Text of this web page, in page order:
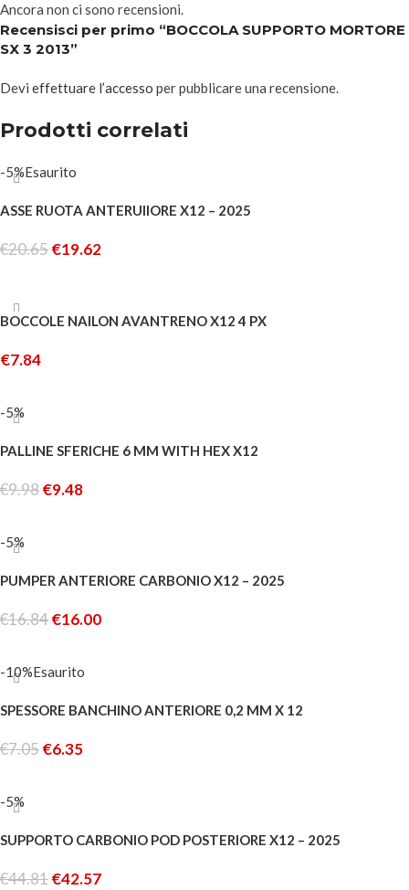
Ancora non ci sono recensioni.
Recensisci per primo “BOCCOLA SUPPORTO MORTORE
SX 3 2013”
Devi effettuare l’accesso per pubblicare una recensione.
Prodotti correlati
-5%Esaurito
ASSE RUOTA ANTERUIIORE X12 – 2025
€20.65€19.62
BOCCOLE NAILON AVANTRENO X12 4 PX
€7.84
-5%
PALLINE SFERICHE 6 MM WITH HEX X12
€9.98€9.48
-5%
PUMPER ANTERIORE CARBONIO X12 – 2025
€16.84€16.00
-10%Esaurito
SPESSORE BANCHINO ANTERIORE 0,2 MM X 12
€7.05€6.35
-5%
SUPPORTO CARBONIO POD POSTERIORE X12 – 2025
€44.81€42.57